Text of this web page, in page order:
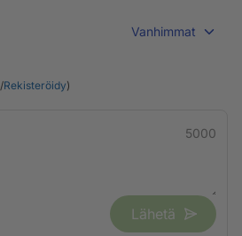
Vanhimmat
/Rekisteröidy)
5000
Lähetä